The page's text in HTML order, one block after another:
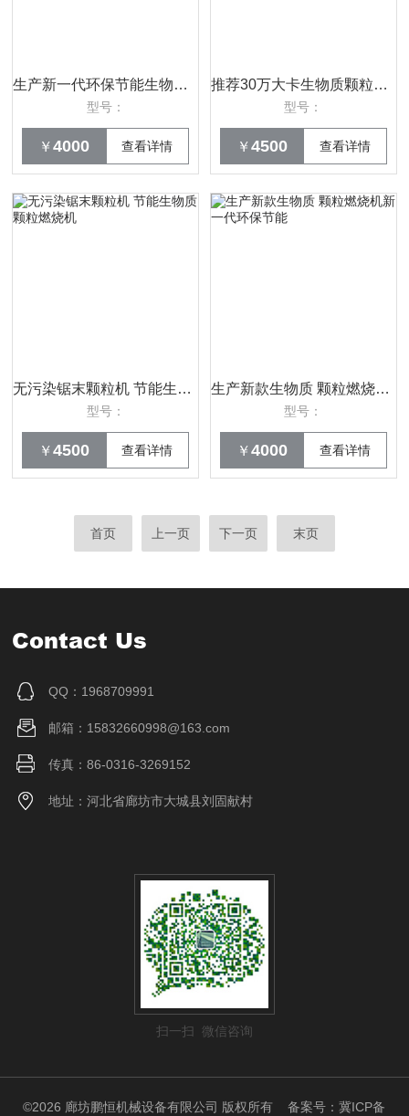
生产新一代环保节能生物质颗粒燃烧机
型号：
￥4000 查看详情
推荐30万大卡生物质颗粒燃烧机 锅炉
型号：
￥4500 查看详情
无污染锯末颗粒机 节能生物质颗粒燃烧机
型号：
￥4500 查看详情
生产新款生物质 颗粒燃烧机新一代环保节能
型号：
￥4000 查看详情
首页 上一页 下一页 末页
Contact Us
QQ：1968709991
邮箱：15832660998@163.com
传真：86-0316-3269152
地址：河北省廊坊市大城县刘固献村
扫一扫 微信咨询
©2026 廊坊鹏恒机械设备有限公司 版权所有备案号：冀ICP备